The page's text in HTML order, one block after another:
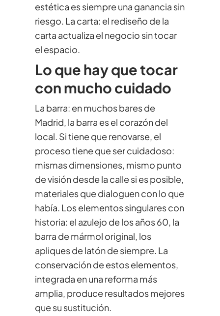
estética es siempre una ganancia sin
riesgo. La carta: el rediseño de la
carta actualiza el negocio sin tocar
el espacio.
Lo que hay que tocar
con mucho cuidado
La barra: en muchos bares de
Madrid, la barra es el corazón del
local. Si tiene que renovarse, el
proceso tiene que ser cuidadoso:
mismas dimensiones, mismo punto
de visión desde la calle si es posible,
materiales que dialoguen con lo que
había. Los elementos singulares con
historia: el azulejo de los años 60, la
barra de mármol original, los
apliques de latón de siempre. La
conservación de estos elementos,
integrada en una reforma más
amplia, produce resultados mejores
que su sustitución.